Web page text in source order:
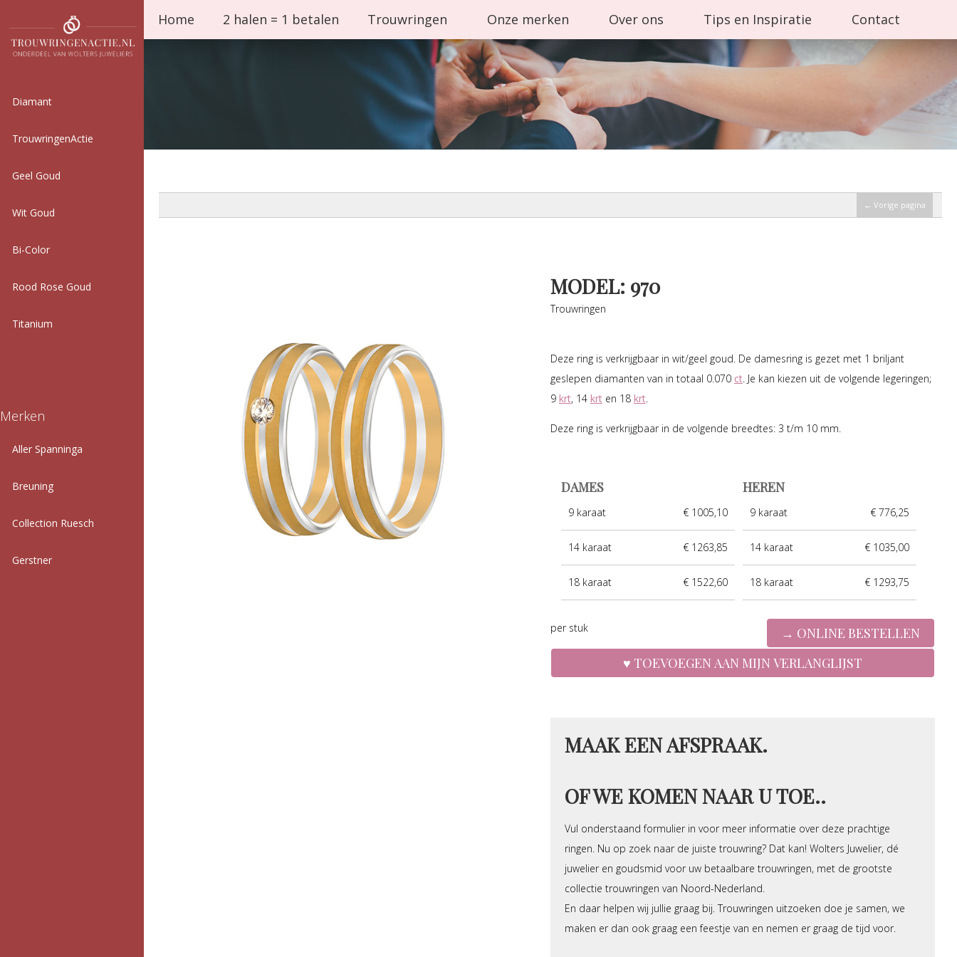
Diamant
TrouwringenActie
Geel Goud
Wit Goud
Bi-Color
Rood Rose Goud
Titanium
Merken
Aller Spanninga
Breuning
Collection Ruesch
Gerstner
Home 2 halen = 1 betalen Trouwringen Onze merken Over ons Tips en Inspiratie Contact
← Vorige pagina
MODEL: 970
Trouwringen
Deze ring is verkrijgbaar in wit/geel goud. De damesring is gezet met 1 briljant
geslepen diamanten van in totaal 0.070 ct. Je kan kiezen uit de volgende legeringen;
9 krt, 14 krten 18 krt.
Deze ring is verkrijgbaar in de volgende breedtes: 3 t/m 10 mm.
DAMES
9 karaat € 1005,10
14 karaat € 1263,85
18 karaat € 1522,60
HEREN
9 karaat € 776,25
14 karaat € 1035,00
18 karaat € 1293,75
per stuk
MAAK EEN AFSPRAAK.
OF WE KOMEN NAAR U TOE..
Vul onderstaand formulier in voor meer informatie over deze prachtige
ringen. Nu op zoek naar de juiste trouwring? Dat kan! Wolters Juwelier, dé
juwelier en goudsmid voor uw betaalbare trouwringen, met de grootste
collectie trouwringen van Noord-Nederland.
En daar helpen wij jullie graag bij. Trouwringen uitzoeken doe je samen, we
maken er dan ook graag een feestje van en nemen er graag de tijd voor.